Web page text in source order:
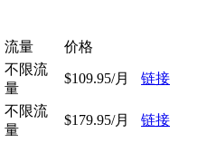
流量 价格
不限流
量
$109.95/月 链接
不限流
量
$179.95/月 链接